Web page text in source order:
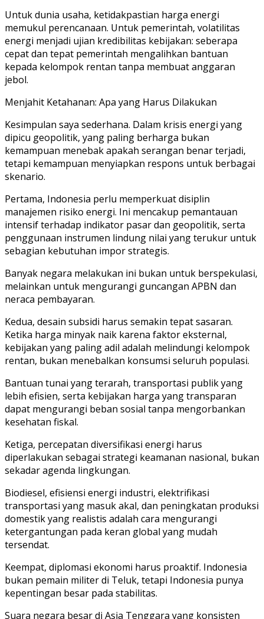
Untuk dunia usaha, ketidakpastian harga energi
memukul perencanaan. Untuk pemerintah, volatilitas
energi menjadi ujian kredibilitas kebijakan: seberapa
cepat dan tepat pemerintah mengalihkan bantuan
kepada kelompok rentan tanpa membuat anggaran
jebol.
Menjahit Ketahanan: Apa yang Harus Dilakukan
Kesimpulan saya sederhana. Dalam krisis energi yang
dipicu geopolitik, yang paling berharga bukan
kemampuan menebak apakah serangan benar terjadi,
tetapi kemampuan menyiapkan respons untuk berbagai
skenario.
Pertama, Indonesia perlu memperkuat disiplin
manajemen risiko energi. Ini mencakup pemantauan
intensif terhadap indikator pasar dan geopolitik, serta
penggunaan instrumen lindung nilai yang terukur untuk
sebagian kebutuhan impor strategis.
Banyak negara melakukan ini bukan untuk berspekulasi,
melainkan untuk mengurangi guncangan APBN dan
neraca pembayaran.
Kedua, desain subsidi harus semakin tepat sasaran.
Ketika harga minyak naik karena faktor eksternal,
kebijakan yang paling adil adalah melindungi kelompok
rentan, bukan menebalkan konsumsi seluruh populasi.
Bantuan tunai yang terarah, transportasi publik yang
lebih efisien, serta kebijakan harga yang transparan
dapat mengurangi beban sosial tanpa mengorbankan
kesehatan fiskal.
Ketiga, percepatan diversifikasi energi harus
diperlakukan sebagai strategi keamanan nasional, bukan
sekadar agenda lingkungan.
Biodiesel, efisiensi energi industri, elektrifikasi
transportasi yang masuk akal, dan peningkatan produksi
domestik yang realistis adalah cara mengurangi
ketergantungan pada keran global yang mudah
tersendat.
Keempat, diplomasi ekonomi harus proaktif. Indonesia
bukan pemain militer di Teluk, tetapi Indonesia punya
kepentingan besar pada stabilitas.
Suara negara besar di Asia Tenggara yang konsisten